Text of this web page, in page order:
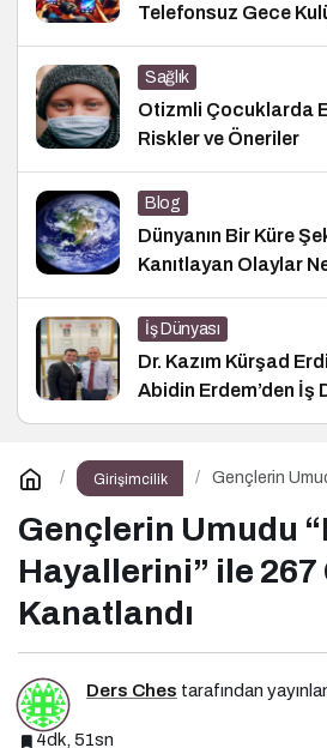
Telefonsuz Gece
Sağlık
Otizmli Çocuklarda
Riskler ve Öneriler
Blog
Dünyanın Bir Küre
Kanıtlayan Olaylar
İş Dünyası
Dr. Kazım Kürşad
Abidin Erdem’den İş
Girişimcilik
Gençlerin
Gençlerin Umudu
Hayallerini” ile 267
Kanatlandı
Ders Ches tarafından
4dk, 51sn